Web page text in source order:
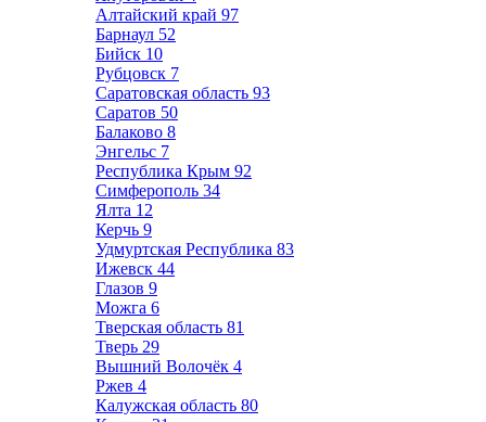
Алтайский край 97
Барнаул 52
Бийск 10
Рубцовск 7
Саратовская область 93
Саратов 50
Балаково 8
Энгельс 7
Республика Крым 92
Симферополь 34
Ялта 12
Керчь 9
Удмуртская Республика 83
Ижевск 44
Глазов 9
Можга 6
Тверская область 81
Тверь 29
Вышний Волочёк 4
Ржев 4
Калужская область 80